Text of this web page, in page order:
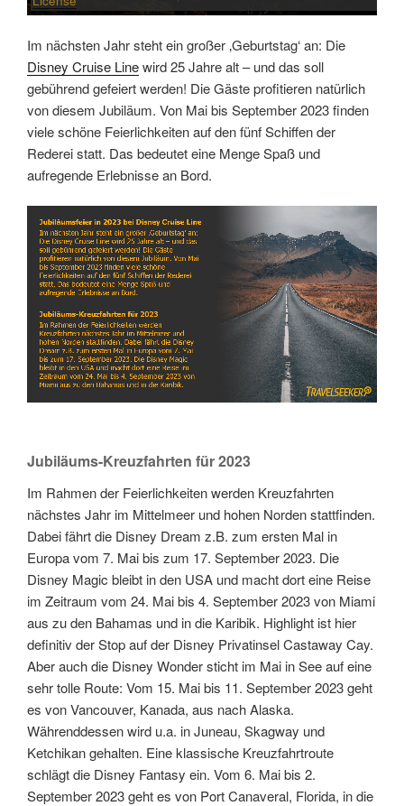
Im nächsten Jahr steht ein großer ‚Geburtstag‘ an: Die
Disney Cruise Linewird 25 Jahre alt – und das soll
gebührend gefeiert werden! Die Gäste profitieren natürlich
von diesem Jubiläum. Von Mai bis September 2023 finden
viele schöne Feierlichkeiten auf den fünf Schiffen der
Rederei statt. Das bedeutet eine Menge Spaß und
aufregende Erlebnisse an Bord.
Link Embed
Jubiläums-Kreuzfahrten für 2023
Im Rahmen der Feierlichkeiten werden Kreuzfahrten
nächstes Jahr im Mittelmeer und hohen Norden stattfinden.
Dabei fährt die Disney Dream z.B. zum ersten Mal in
Europa vom 7. Mai bis zum 17. September 2023. Die
Disney Magic bleibt in den USA und macht dort eine Reise
im Zeitraum vom 24. Mai bis 4. September 2023 von Miami
aus zu den Bahamas und in die Karibik. Highlight ist hier
definitiv der Stop auf der Disney Privatinsel Castaway Cay.
Aber auch die Disney Wonder sticht im Mai in See auf eine
sehr tolle Route: Vom 15. Mai bis 11. September 2023 geht
es von Vancouver, Kanada, aus nach Alaska.
Währenddessen wird u.a. in Juneau, Skagway und
Ketchikan gehalten. Eine klassische Kreuzfahrtroute
schlägt die Disney Fantasy ein. Vom 6. Mai bis 2.
September 2023 geht es von Port Canaveral, Florida, in die